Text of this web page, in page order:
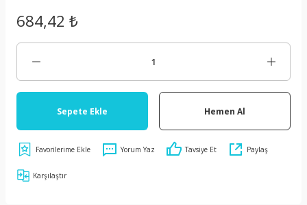
684,42 ₺
Sepete Ekle Hemen Al
Yorum Yaz Tavsiye Et Paylaş
Karşılaştır